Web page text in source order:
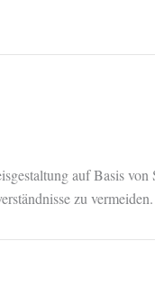
auf Basis von
zu vermeiden.